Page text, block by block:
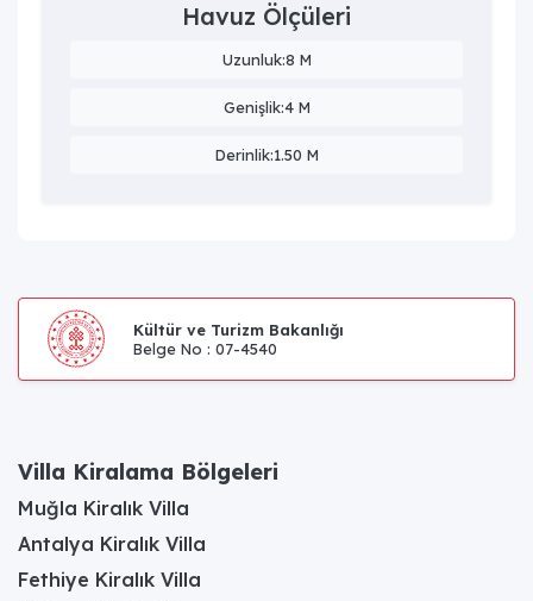
Havuz Ölçüleri
Uzunluk:8 M
Genişlik:4 M
Derinlik:1.50 M
Kültür ve Turizm Bakanlığı
Belge No : 07-4540
Villa Kiralama Bölgeleri
Muğla Kiralık Villa
Antalya Kiralık Villa
Fethiye Kiralık Villa